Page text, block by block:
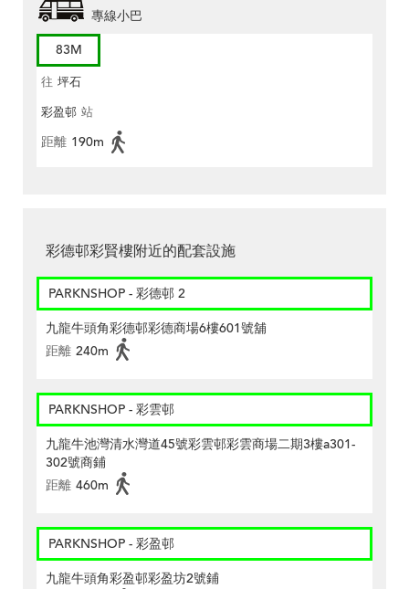
專線小巴
83M
往 坪石
彩盈邨 站
距離 190m
彩德邨彩賢樓附近的配套設施
PARKNSHOP - 彩德邨 2
九龍牛頭角彩德邨彩德商場6樓601號舖
距離 240m
PARKNSHOP - 彩雲邨
九龍牛池灣清水灣道45號彩雲邨彩雲商場二期3樓a301-
302號商鋪
距離 460m
PARKNSHOP - 彩盈邨
九龍牛頭角彩盈邨彩盈坊2號鋪